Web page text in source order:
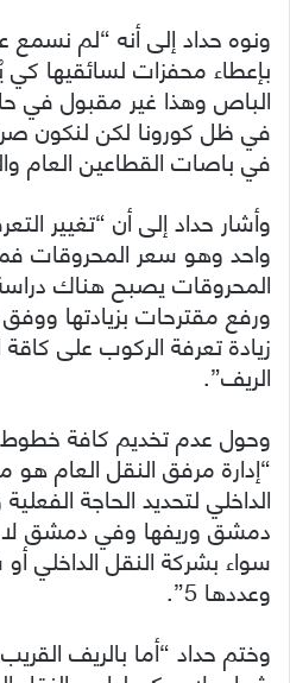
ونوه حداد إلى أنه “لم
بإعطاء محفزات لسائقيها
الباص وهذا غير مقبول
في ظل كورونا لكن لنكون
في باصات القطاعين العام
وأشار حداد إلى أن “تغيير
واحد وهو سعر المحروقات
المحروقات يصبح هناك
ورفع مقترحات بزيادتها
زيادة تعرفة الركوب على
الريف”.
وحول عدم تخديم كافة خطوط
“إدارة مرفق النقل العام
الداخلي لتحديد الحاجة
دمشق وريفها وفي دمشق
سواء بشركة النقل الداخلي
وعددها 5”.